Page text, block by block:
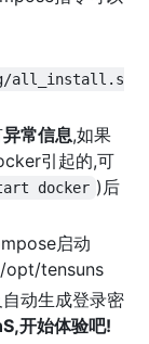
all_install.s
异常信息,如果
引起的,可
docker )后
启动
opt/tensuns
动生成登录密
开始体验吧!